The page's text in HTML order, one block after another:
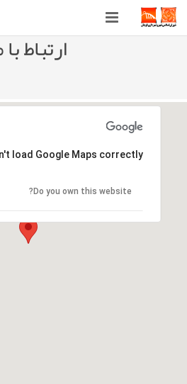
ارتباط
load Google Maps correctly.
Do you own this website?